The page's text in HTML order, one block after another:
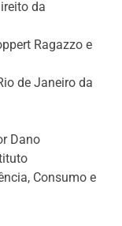
da
Ragazzo e
de Janeiro da
Dano
Consumo e